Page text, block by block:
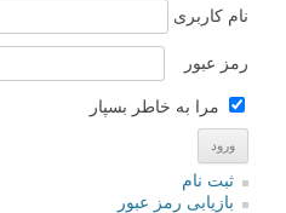
نام کاربری
رمز عبور
مرا به خاطر بسپار
ثبت نام
بازیابی رمز عبور